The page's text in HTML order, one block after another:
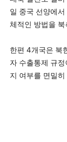
일 중국 선양에
체적인 방법을
한편 4개국은 북
자 수출통제 규
지 여부를 면밀